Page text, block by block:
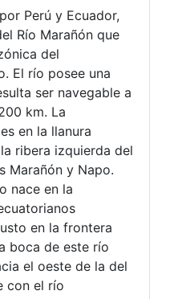
Perú y Ecuador,
Río Marañón que
del
El río posee una
ser navegable a
km. La
en la llanura
ribera izquierda del
Marañón y Napo.
nace en la
en la frontera
boca de este río
el oeste de la del
con el río